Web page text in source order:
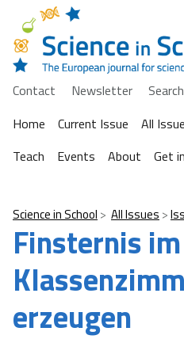
Contact Newsletter
Search
Home
Current Issue All
Teach
Events About Get
Science in School All Issues
Finsternis im
erzeugen